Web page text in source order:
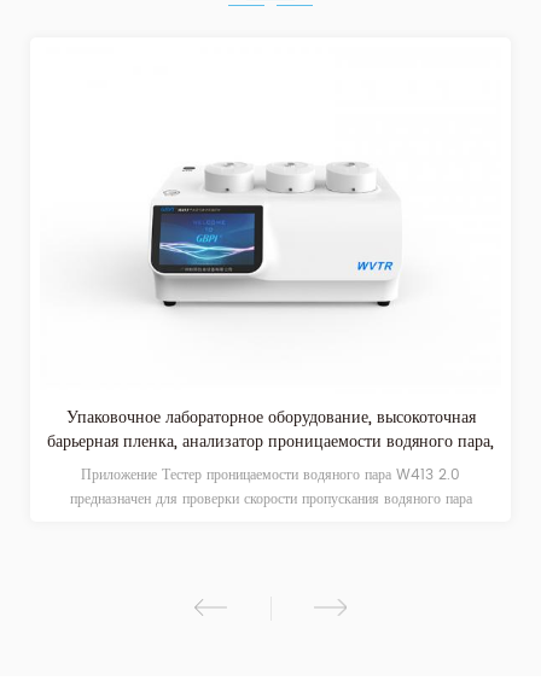
Упаковочное лабораторное оборудование, высокоточная
барьерная пленка, анализатор проницаемости водяного пара,
скорость передачи паров влаги
Приложение Тестер проницаемости водяного пара W413 2.0
предназначен для проверки скорости пропускания водяного пара